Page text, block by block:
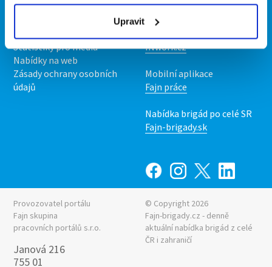
Upravit
O nás
Statistiky pro média
Nabídky na web
Zásady ochrany osobních
údajů
Fajn brigády
INwork.cz
Mobilní aplikace
Fajn práce
Nabídka brigád po celé SR
Fajn-brigady.sk
Provozovatel portálu
Fajn skupina
pracovních portálů s.r.o.
Janová 216
755 01
© Copyright 2026
Fajn-brigady.cz - denně
aktuální nabídka brigád z celé
ČR i zahraničí